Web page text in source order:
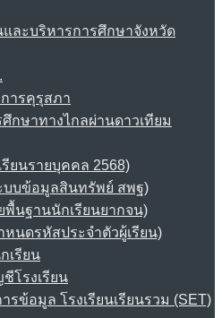
ละบริหารการศึกษาจังหวัด
ารคุรุสภา
กษาทางไกลผ่านดาวเทียม
ยนรายบุคคล 2568)
บบข้อมูลสินทรัพย์ สพฐ)
พื้นฐานนักเรียนยากจน)
หนดรหัสประจำตัวผู้เรียน)
เรียน
โรงเรียน
รข้อมูล โรงเรียนเรียนรวม (SET)